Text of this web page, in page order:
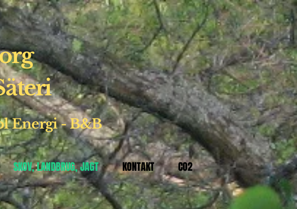
Energi - B&B
SKOV, LANDBRUG, JAGT KONTAKT CO2